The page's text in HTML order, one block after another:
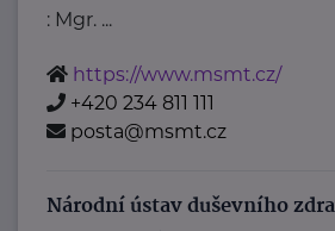
: Mgr. ...
https://www.msmt.cz/
+420 234 811 111
posta@msmt.cz
Národní ústav duševního